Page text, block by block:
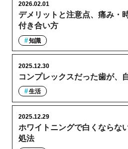
デメリットと注意点、痛み・
付き合い方
2026.02.01
知識
コンプレックスだった歯が、
2025.12.30
生活
ホワイトニングで白くならな
処法
2025.12.29